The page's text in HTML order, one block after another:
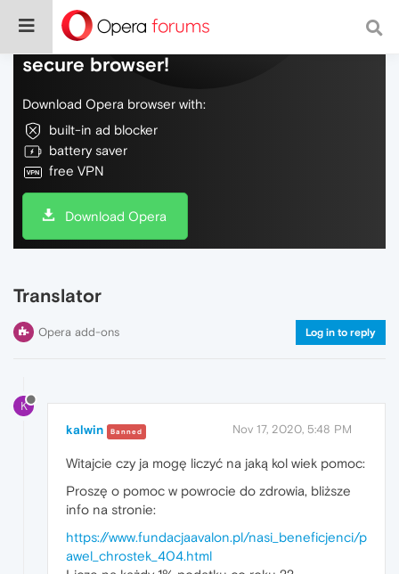
Do more on the web, with a fast and
secure browser!
Download Opera browser with:
built-in ad blocker
battery saver
free VPN
Download Opera
Translator
Opera add-ons Log in to reply
K
kalwin Banned Nov 17, 2020, 5:48 PM
Witajcie czy ja mogę liczyć na jaką kol wiek pomoc:
Proszę o pomoc w powrocie do zdrowia, bliższe
info na stronie:
https://www.fundacjaavalon.pl/nasi_beneficjenci/p
awel_chrostek_404.html